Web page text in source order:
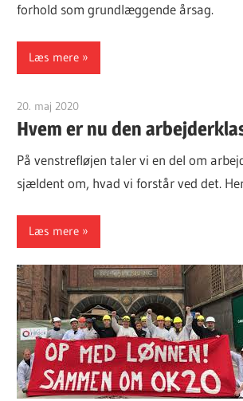
forhold som grundlæggende årsag.
Læs mere
20. maj 2020
Hvem er nu den
På venstrefløjen taler vi en del om
sjældent om, hvad vi forstår ved det.
Læs mere